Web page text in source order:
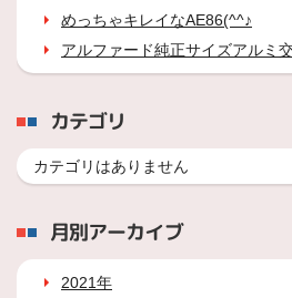
めっちゃキレイなAE86(^^♪
アルファード純正サイズアルミ
カテゴリ
カテゴリはありません
月別アーカイブ
2021年